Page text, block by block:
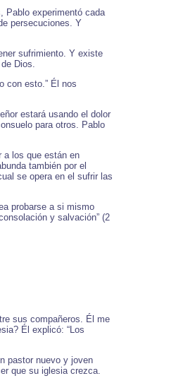
Pablo experimentó cada
persecuciones. Y
sufrimiento. Y existe
Dios.
con esto.” Él nos
estará usando el dolor
para otros. Pablo
a los que están en
también por el
se opera en el sufrir las
probarse a si mismo
y salvación” (2
sus compañeros. Él me
Él explicó: “Los
pastor nuevo y joven
que su iglesia crezca.